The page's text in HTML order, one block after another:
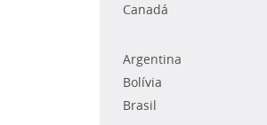
Canadá
Argentina
Bolívia
Brasil